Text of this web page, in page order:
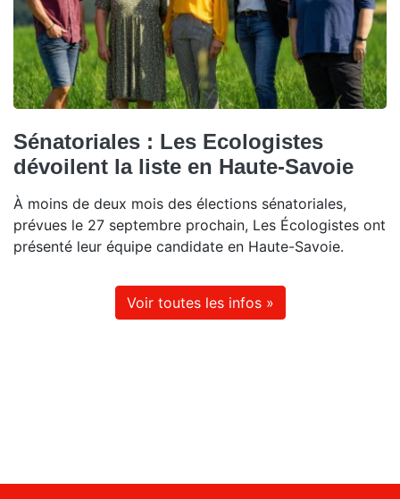
Sénatoriales : Les Ecologistes
dévoilent la liste en Haute-Savoie
À moins de deux mois des élections sénatoriales,
prévues le 27 septembre prochain, Les Écologistes ont
présenté leur équipe candidate en Haute-Savoie.
Voir toutes les infos »